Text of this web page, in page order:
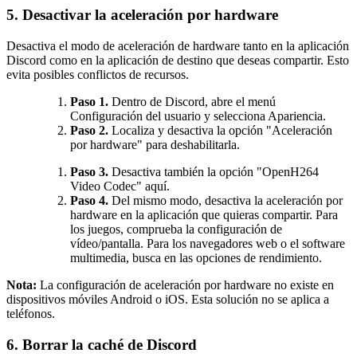
5. Desactivar la aceleración por hardware
Desactiva el modo de aceleración de hardware tanto en la aplicación
Discord como en la aplicación de destino que deseas compartir. Esto
evita posibles conflictos de recursos.
Paso 1. Dentro de Discord, abre el menú
Configuración del usuario y selecciona Apariencia.
Paso 2. Localiza y desactiva la opción "Aceleración
por hardware" para deshabilitarla.
Paso 3. Desactiva también la opción "OpenH264
Video Codec" aquí.
Paso 4. Del mismo modo, desactiva la aceleración por
hardware en la aplicación que quieras compartir. Para
los juegos, comprueba la configuración de
vídeo/pantalla. Para los navegadores web o el software
multimedia, busca en las opciones de rendimiento.
Nota: La configuración de aceleración por hardware no existe en
dispositivos móviles Android o iOS. Esta solución no se aplica a
teléfonos.
6. Borrar la caché de Discord